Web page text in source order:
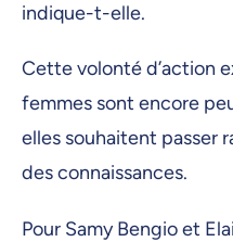
indique-t-elle.
Cette volonté d’action
femmes sont encore
elles souhaitent passer
des connaissances.
Pour Samy Bengio et